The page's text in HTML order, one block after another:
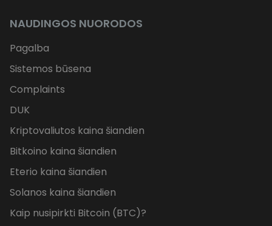
NAUDINGOS NUORODOS
Pagalba
Sistemos būsena
Complaints
DUK
Kriptovaliutos kaina šiandien
Bitkoino kaina šiandien
Eterio kaina šiandien
Solanos kaina šiandien
Kaip nusipirkti Bitcoin (BTC)?